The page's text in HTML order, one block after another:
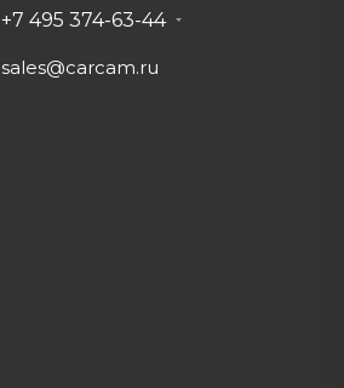
+7 495 374-63-44
sales@carcam.ru